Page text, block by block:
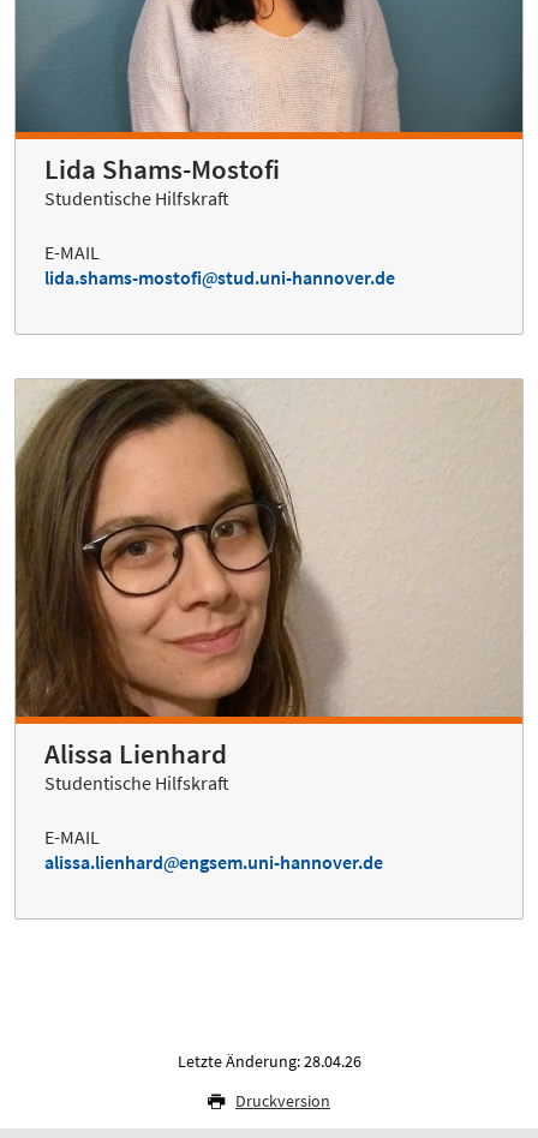
Lida Shams-Mostofi
Studentische Hilfskraft
E-MAIL
lida.shams-mostofi
stud.uni-hannover.de
Alissa Lienhard
Studentische Hilfskraft
E-MAIL
alissa.lienhard
engsem.uni-hannover.de
Letzte Änderung: 28.04.26
Druckversion